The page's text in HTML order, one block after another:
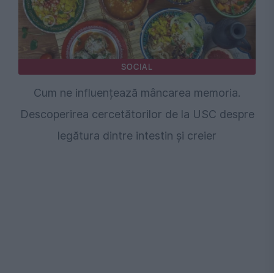
SOCIAL
Cum ne influențează mâncarea memoria.
Descoperirea cercetătorilor de la USC despre
legătura dintre intestin și creier